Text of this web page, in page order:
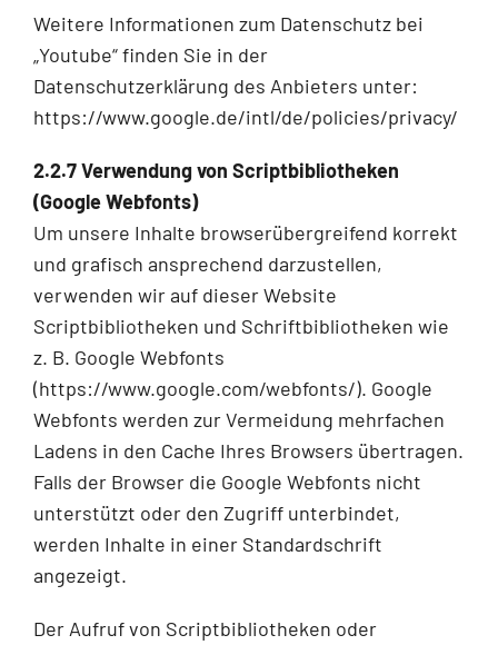
Weitere Informationen zum Datenschutz bei
„Youtube“ finden Sie in der
Datenschutzerklärung des Anbieters unter:
https://www.google.de/intl/de/policies/privacy/
2.2.7 Verwendung von Scriptbibliotheken
(Google Webfonts)
Um unsere Inhalte browserübergreifend korrekt
und grafisch ansprechend darzustellen,
verwenden wir auf dieser Website
Scriptbibliotheken und Schriftbibliotheken wie
z. B. Google Webfonts
(https://www.google.com/webfonts/). Google
Webfonts werden zur Vermeidung mehrfachen
Ladens in den Cache Ihres Browsers übertragen.
Falls der Browser die Google Webfonts nicht
unterstützt oder den Zugriff unterbindet,
werden Inhalte in einer Standardschrift
angezeigt.
Der Aufruf von Scriptbibliotheken oder